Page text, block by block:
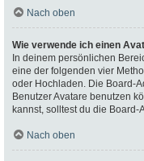
Nach oben
Wie verwende ich einen
In deinem persönlichen
eine der folgenden vier
oder Hochladen. Die Board-
Benutzer Avatare benutzen
kannst, solltest du die
Nach oben